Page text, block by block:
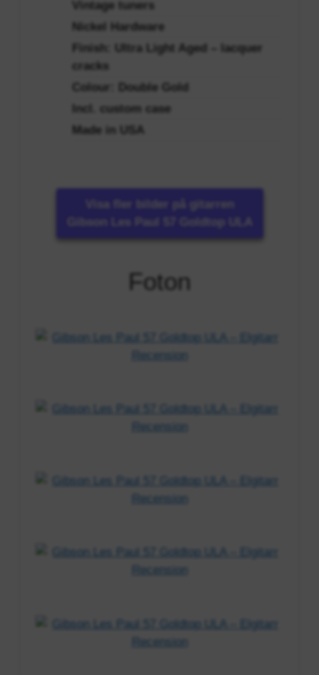
Vintage tuners
Nickel Hardware
Finish: Ultra Light Aged – lacquer
cracks
Colour: Double Gold
Incl. custom case
Made in USA
Visa fler bilder på gitarren
Gibson Les Paul 57 Goldtop ULA
Foton